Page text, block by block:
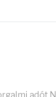
adót